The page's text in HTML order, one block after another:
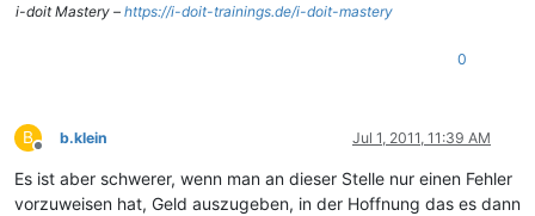
i-doit Mastery – https://i-doit-trainings.de/i-doit-mastery
0
B
Offline
b.klein Jul 1, 2011, 11:39 AM
Es ist aber schwerer, wenn man an dieser Stelle nur einen Fehler
vorzuweisen hat, Geld auszugeben, in der Hoffnung das es dann